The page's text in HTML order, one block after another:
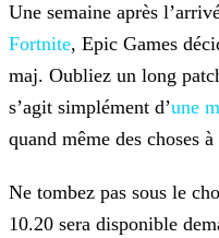
Une semaine après
Fortnite, Epic Games
maj. Oubliez un long
s’agit simplément d’une
quand même des choses
Ne tombez pas sous le
10.20 sera disponible